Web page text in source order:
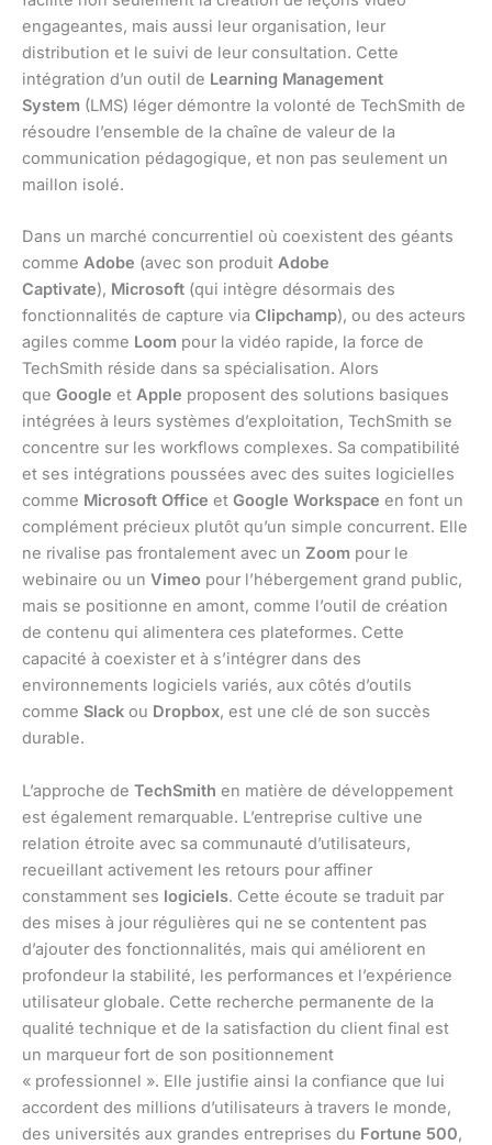
engageantes, mais aussi leur organisation, leur
distribution et le suivi de leur consultation. Cette
intégration d’un outil de Learning Management
System (LMS) léger démontre la volonté de TechSmith de
résoudre l’ensemble de la chaîne de valeur de la
communication pédagogique, et non pas seulement un
maillon isolé.
Dans un marché concurrentiel où coexistent des géants
comme Adobe (avec son produit Adobe
Captivate), Microsoft (qui intègre désormais des
fonctionnalités de capture via Clipchamp), ou des acteurs
agiles comme Loom pour la vidéo rapide, la force de
TechSmith réside dans sa spécialisation. Alors
que Google et Apple proposent des solutions basiques
intégrées à leurs systèmes d’exploitation, TechSmith se
concentre sur les workflows complexes. Sa compatibilité
et ses intégrations poussées avec des suites logicielles
comme Microsoft Office et Google Workspace en font un
complément précieux plutôt qu’un simple concurrent. Elle
ne rivalise pas frontalement avec un Zoom pour le
webinaire ou un Vimeo pour l’hébergement grand public,
mais se positionne en amont, comme l’outil de création
de contenu qui alimentera ces plateformes. Cette
capacité à coexister et à s’intégrer dans des
environnements logiciels variés, aux côtés d’outils
comme Slack ou Dropbox, est une clé de son succès
durable.
L’approche de TechSmith en matière de développement
est également remarquable. L’entreprise cultive une
relation étroite avec sa communauté d’utilisateurs,
recueillant activement les retours pour affiner
constamment ses logiciels. Cette écoute se traduit par
des mises à jour régulières qui ne se contentent pas
d’ajouter des fonctionnalités, mais qui améliorent en
profondeur la stabilité, les performances et l’expérience
utilisateur globale. Cette recherche permanente de la
qualité technique et de la satisfaction du client final est
un marqueur fort de son positionnement
« professionnel ». Elle justifie ainsi la confiance que lui
accordent des millions d’utilisateurs à travers le monde,
des universités aux grandes entreprises du Fortune 500,